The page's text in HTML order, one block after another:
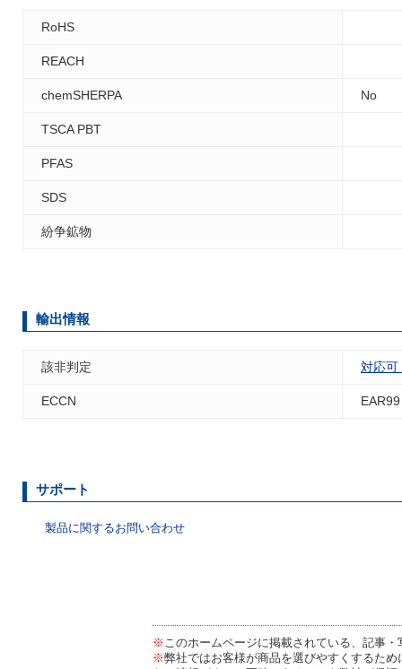
RoHS
REACH
chemSHERPA No
TSCA PBT
PFAS
SDS
紛争鉱物
輸出情報
該非判定 対応可
ECCN EAR99
サポート
製品に関するお問い合わせ
※ このホームページに掲載されている、記事
※弊社ではお客様が商品を選びやすくするた